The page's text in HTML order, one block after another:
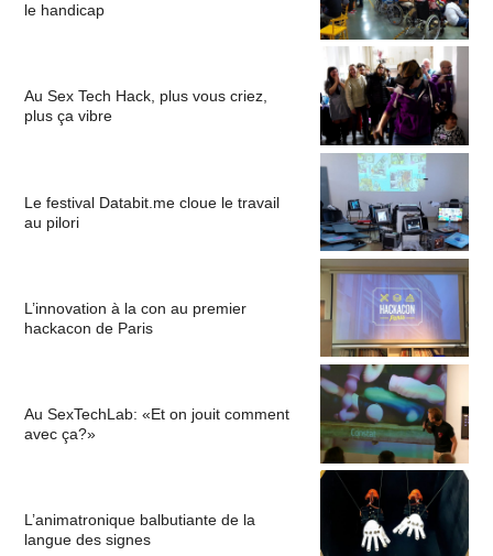
le handicap
Au Sex Tech Hack, plus vous criez,
plus ça vibre
Le festival Databit.me cloue le travail
au pilori
L’innovation à la con au premier
hackacon de Paris
Au SexTechLab: «Et on jouit comment
avec ça?»
L’animatronique balbutiante de la
langue des signes